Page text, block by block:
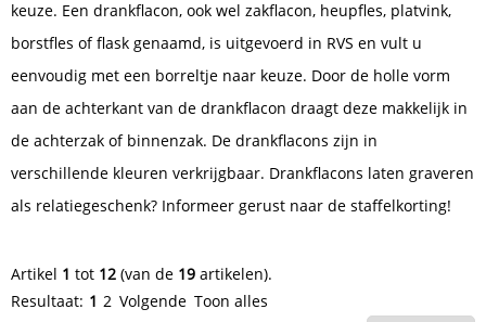
keuze. Een drankflacon, ook wel zakflacon, heupfles, platvink,
borstfles of flask genaamd, is uitgevoerd in RVS en vult u
eenvoudig met een borreltje naar keuze. Door de holle vorm
aan de achterkant van de drankflacon draagt deze makkelijk in
de achterzak of binnenzak. De drankflacons zijn in
verschillende kleuren verkrijgbaar. Drankflacons laten graveren
als relatiegeschenk? Informeer gerust naar de staffelkorting!
Artikel 1 tot 12 (van de 19 artikelen).
Resultaat: 1 2 Volgende Toon alles